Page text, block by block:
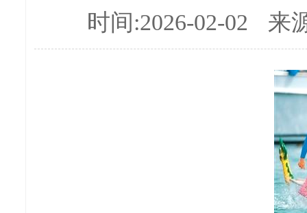
时间:2026-02-02 来